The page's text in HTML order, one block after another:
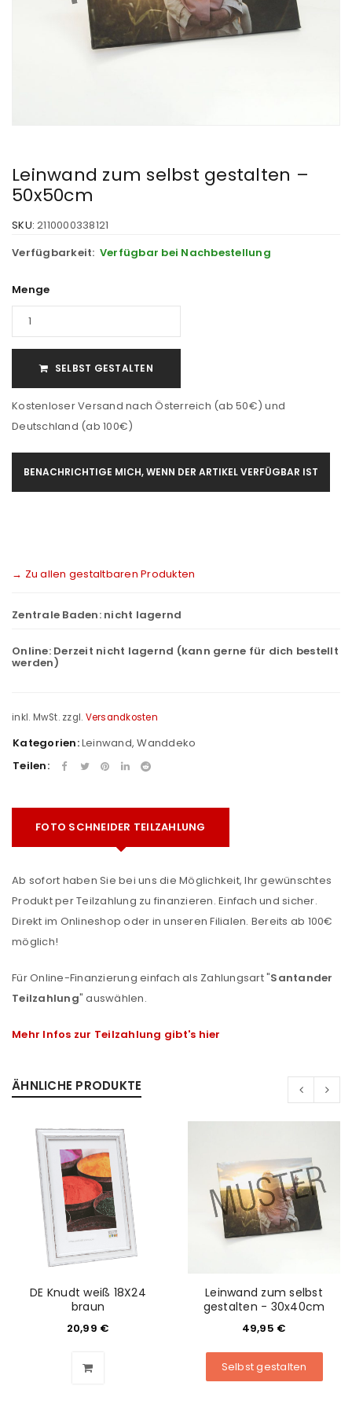
Leinwand zum selbst gestalten –
50x50cm
SKU: 2110000338121
Verfügbarkeit: Verfügbar bei Nachbestellung
Menge
SELBST GESTALTEN
Kostenloser Versand nach Österreich (ab 50€) und
Deutschland (ab 100€)
BENACHRICHTIGE MICH, WENN DER ARTIKEL VERFÜGBAR IST
→ Zu allen gestaltbaren Produkten
Zentrale Baden: nicht lagernd
Online: Derzeit nicht lagernd (kann gerne für dich bestellt
werden)
inkl. MwSt. zzgl. Versandkosten
Kategorien:Leinwand,Wanddeko
Teilen:
FOTO SCHNEIDER TEILZAHLUNG
Ab sofort haben Sie bei uns die Möglichkeit, Ihr gewünschtes
Produkt per Teilzahlung zu finanzieren. Einfach und sicher.
Direkt im Onlineshop oder in unseren Filialen. Bereits ab 100€
möglich!
Für Online-Finanzierung einfach als Zahlungsart "Santander
Teilzahlung" auswählen.
Mehr Infos zur Teilzahlung gibt's hier
ÄHNLICHE PRODUKTE
DE Knudt weiß 18X24
braun
20,99 €
Leinwand zum selbst
gestalten - 30x40cm
49,95 €
Selbst gestalten